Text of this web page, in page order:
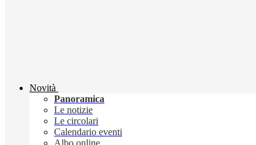
Novità
Panoramica
Le notizie
Le circolari
Calendario eventi